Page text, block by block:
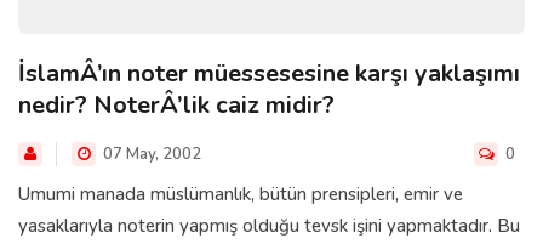
İslamÂ’ın noter müessesesine karşı yaklaşımı
nedir? NoterÂ’lik caiz midir?
07 May, 2002 0
Umumi manada müslümanlık, bütün prensipleri, emir ve
yasaklarıyla noterin yapmış olduğu tevsk işini yapmaktadır. Bu